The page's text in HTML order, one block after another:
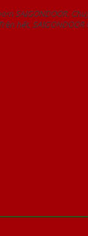
SAIGONDOOR.
hết, SAIGONDOOR